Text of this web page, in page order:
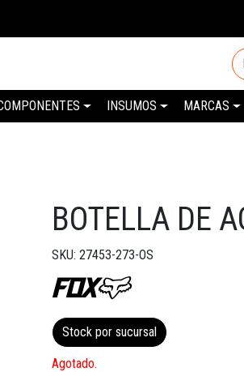
INSUMOS MARCAS
BOTELLA DE
SKU: 27453-273-OS
Stock por sucursal
Agotado.